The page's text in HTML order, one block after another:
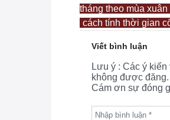
tháng theo mùa xuân
cách tính thời gian
Viết bình luận
Lưu ý : Các ý
không được đăng.
Cám ơn sự đóng